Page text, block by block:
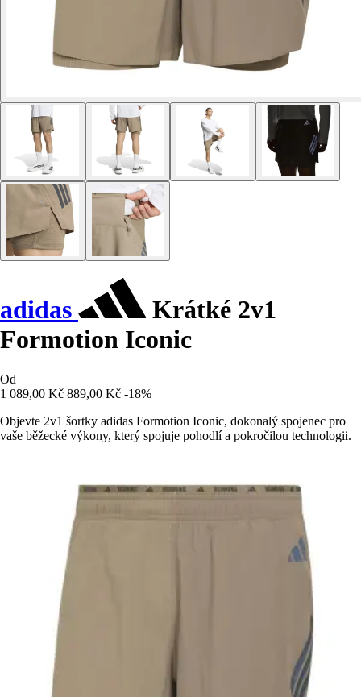
adidas
Krátké 2v1
Formotion Iconic
Od
1 089,00 Kč 889,00 Kč -18%
Objevte 2v1 šortky adidas Formotion Iconic, dokonalý spojenec pro
vaše běžecké výkony, který spojuje pohodlí a pokročilou technologii.